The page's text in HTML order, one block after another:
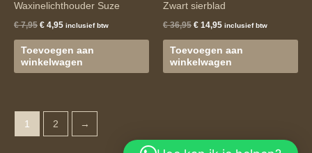
Waxinelichthouder Suze
€7,95 € 4,95 inclusief btw
Toevoegen aan
winkelwagen
Zwart sierblad
€36,95 € 14,95 inclusief btw
Toevoegen aan
winkelwagen
1 2 →